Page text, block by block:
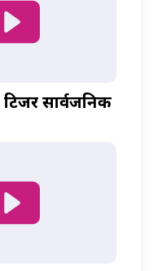
टिजर सार्वजनिक